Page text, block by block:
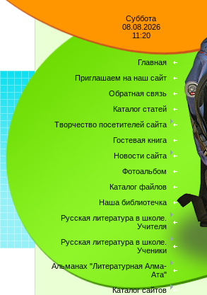
Суббота
08.08.2026
11:20
Главная
Приглашаем на наш сайт
Обратная связь
Каталог статей
Творчество посетителей сайта
Гостевая книга
Новости сайта
Фотоальбом
Каталог файлов
Наша библиотечка
Русская литература в школе.
Учителя
Русская литература в школе.
Ученики
Альманах "Литературная Алма-
Ата"
Каталог сайтов